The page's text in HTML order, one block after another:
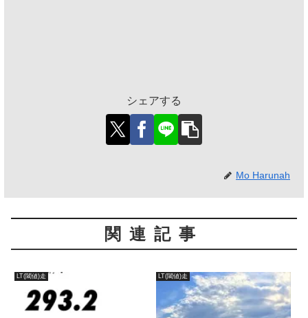
シェアする
Mo Harunah
関連記事
LT(閾値)走 LT(閾値)走